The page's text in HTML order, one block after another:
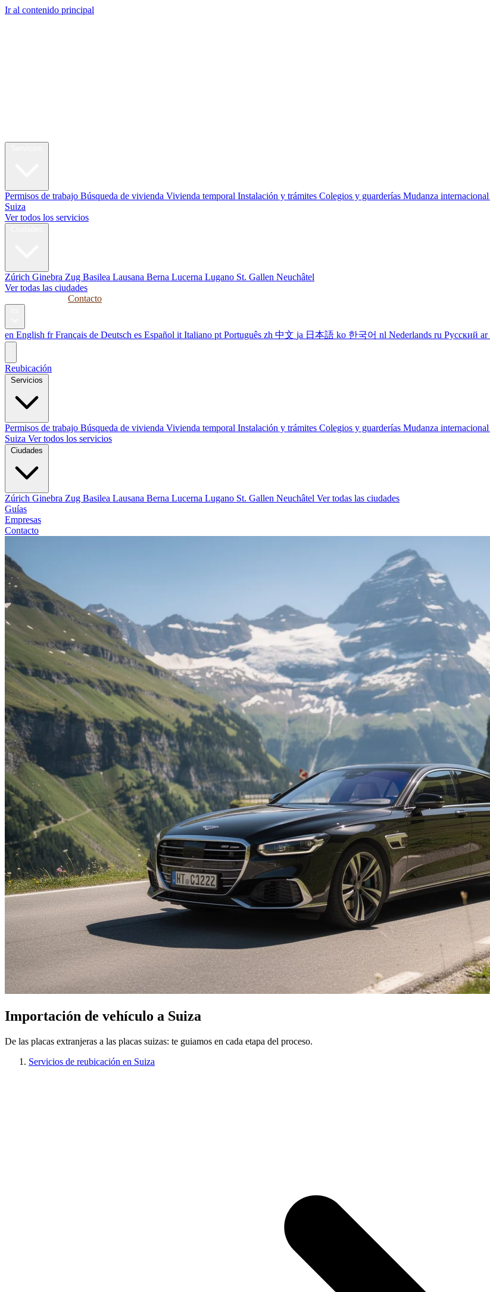
Ir al contenido principal
Permisos de trabajo Búsqueda de vivienda Vivienda temporal Instalación y trámites Colegios y guarderías Mudanza internacional
Suiza
Ver todos los servicios
Zúrich Ginebra Zug Basilea Lausana Berna Lucerna Lugano St. Gallen Neuchâtel
Ver todas las ciudades
Contacto
en English fr Français de Deutsch es Español it Italiano pt Português zh 中文 ja 日本語 ko 한국어 nl Nederlands ru Русский ar
Reubicación
Servicios
Permisos de trabajo Búsqueda de vivienda Vivienda temporal Instalación y trámites Colegios y guarderías Mudanza internacional
Suiza Ver todos los servicios
Ciudades
Zúrich Ginebra Zug Basilea Lausana Berna Lucerna Lugano St. Gallen Neuchâtel Ver todas las ciudades
Guías
Empresas
Contacto
Importación de vehículo a Suiza
De las placas extranjeras a las placas suizas: te guiamos en cada etapa del proceso.
Servicios de reubicación en Suiza